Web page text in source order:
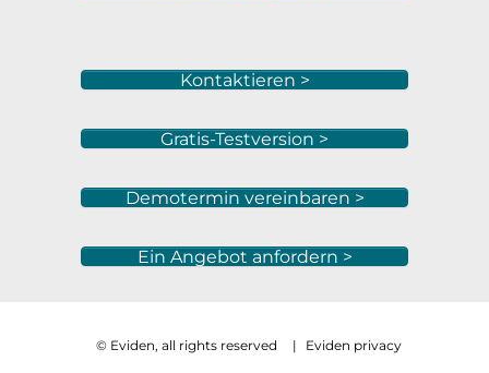
Kontaktieren >
Gratis-Testversion >
Demotermin vereinbaren >
Ein Angebot anfordern >
© Eviden, all rights reserved | Eviden privacy